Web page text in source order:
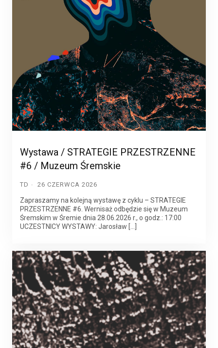
Wystawa / STRATEGIE PRZESTRZENNE
#6 / Muzeum Śremskie
TD 26 CZERWCA 2026
Zapraszamy na kolejną wystawę z cyklu – STRATEGIE
PRZESTRZENNE #6. Wernisaż odbędzie się w Muzeum
Śremskim w Śremie dnia 28.06.2026 r., o godz.: 17:00
UCZESTNICY WYSTAWY: Jarosław […]